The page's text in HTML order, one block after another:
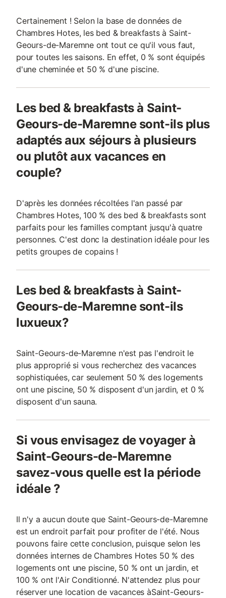
Certainement ! Selon la base de données de
Chambres Hotes, les bed & breakfasts à Saint-
Geours-de-Maremne ont tout ce qu'il vous faut,
pour toutes les saisons. En effet, 0 % sont équipés
d'une cheminée et 50 % d'une piscine.
Les bed & breakfasts à Saint-
Geours-de-Maremne sont-ils plus
adaptés aux séjours à plusieurs
ou plutôt aux vacances en
couple?
D'après les données récoltées l'an passé par
Chambres Hotes, 100 % des bed & breakfasts sont
parfaits pour les familles comptant jusqu'à quatre
personnes. C'est donc la destination idéale pour les
petits groupes de copains !
Les bed & breakfasts à Saint-
Geours-de-Maremne sont-ils
luxueux?
Saint-Geours-de-Maremne n'est pas l'endroit le
plus approprié si vous recherchez des vacances
sophistiquées, car seulement 50 % des logements
ont une piscine, 50 % disposent d'un jardin, et 0 %
disposent d'un sauna.
Si vous envisagez de voyager à
Saint-Geours-de-Maremne
savez-vous quelle est la période
idéale ?
Il n'y a aucun doute que Saint-Geours-de-Maremne
est un endroit parfait pour profiter de l'été. Nous
pouvons faire cette conclusion, puisque selon les
données internes de Chambres Hotes 50 % des
logements ont une piscine, 50 % ont un jardin, et
100 % ont l'Air Conditionné. N'attendez plus pour
réserver une location de vacances àSaint-Geours-